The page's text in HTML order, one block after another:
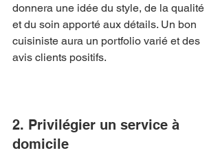
donnera une idée du style, de la qualité
et du soin apporté aux détails. Un bon
cuisiniste aura un portfolio varié et des
avis clients positifs.
2. Privilégier un service à
domicile